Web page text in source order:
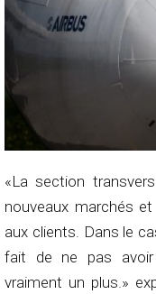
«La section
nouveaux marchés
aux clients. Dans le
fait de ne pas
vraiment un plus.»